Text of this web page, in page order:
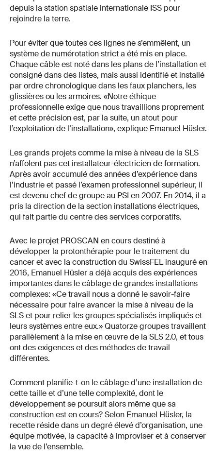
depuis la station spatiale internationale ISS pour
rejoindre la terre.
Pour éviter que toutes ces lignes ne s’emmêlent, un
système de numérotation strict a été mis en place.
Chaque câble est noté dans les plans de l’installation et
consigné dans des listes, mais aussi identifié et installé
par ordre chronologique dans les faux planchers, les
glissières ou les armoires. «Notre éthique
professionnelle exige que nous travaillions proprement
et cette précision est, par la suite, un atout pour
l’exploitation de l’installation», explique Emanuel Hüsler.
Les grands projets comme la mise à niveau de la SLS
n’affolent pas cet installateur-électricien de formation.
Après avoir accumulé des années d’expérience dans
l’industrie et passé l’examen professionnel supérieur, il
est devenu chef de groupe au PSI en 2007. En 2014, il a
pris la direction de la section installations électriques,
qui fait partie du centre des services corporatifs.
Avec le projet PROSCAN en cours destiné à
développer la protonthérapie pour le traitement du
cancer et avec la construction du SwissFEL inauguré en
2016, Emanuel Hüsler a déjà acquis des expériences
importantes dans le câblage de grandes installations
complexes: «Ce travail nous a donné le savoir-faire
nécessaire pour faire avancer la mise à niveau de la
SLS et pour relier les groupes spécialisés impliqués et
leurs systèmes entre eux.» Quatorze groupes travaillent
parallèlement à la mise en œuvre de la SLS 2.0, et tous
ont des exigences et des méthodes de travail
différentes.
Comment planifie-t-on le câblage d’une installation de
cette taille et d’une telle complexité, dont le
développement se poursuit alors même que sa
construction est en cours? Selon Emanuel Hüsler, la
recette réside dans un degré élevé d’organisation, une
équipe motivée, la capacité à improviser et à conserver
la vue de l’ensemble.